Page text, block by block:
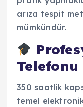
arıza tespit
mümkündür.
350 saatlik
temel